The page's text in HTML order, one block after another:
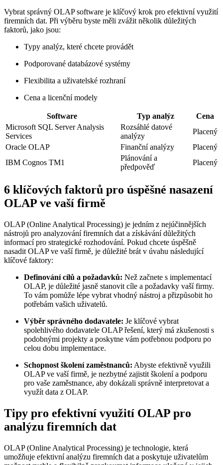
Vybrat správný OLAP software je klíčový krok pro efektivní využití
firemních dat. Při výběru byste měli zvážit několik důležitých
faktorů, jako jsou:
Typy analýz, které chcete provádět
Podporované databázové systémy
Flexibilita a uživatelské rozhraní
Cena a licenční modely
Software Typ analýz
Cena
Microsoft SQL Server Analysis
Services
Rozsáhlé datové
analýzy
Placený
Oracle OLAP
Finanční analýzy
Placený
IBM Cognos TM1
Plánování a
předpověď
Placený
6 klíčových faktorů pro úspěšné nasazení
OLAP ve vaší firmě
OLAP (Online Analytical Processing) je jedním z nejúčinnějších
nástrojů pro analyzování firemních dat a získávání důležitých
informací pro strategické rozhodování. Pokud chcete úspěšně
nasadit OLAP ve vaší firmě, je důležité brát v úvahu následující
klíčové faktory:
Definování cílů a požadavků: Než začnete s implementací
OLAP, je důležité jasně stanovit cíle a požadavky vaší firmy.
To vám pomůže lépe vybrat vhodný nástroj a přizpůsobit ho
potřebám vašich uživatelů.
Výběr správného dodavatele: Je klíčové vybrat
spolehlivého dodavatele OLAP řešení, který má zkušenosti s
podobnými projekty a poskytne vám potřebnou podporu po
celou dobu implementace.
Schopnost školení zaměstnanců: Abyste efektivně využili
OLAP ve vaší firmě, je nezbytné zajistit školení a podporu
pro vaše zaměstnance, aby dokázali správně interpretovat a
využít data z OLAP.
Tipy pro efektivní využití OLAP pro
analýzu firemních dat
OLAP (Online Analytical Processing) je technologie, která
umožňuje efektivní analýzu firemních dat a poskytuje uživatelům